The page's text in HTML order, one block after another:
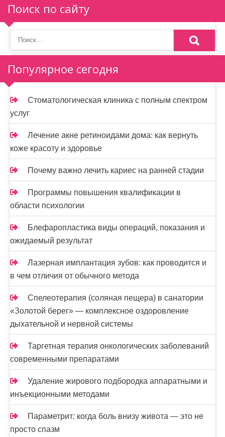
Поиск по сайту
Популярное сегодня
Стоматологическая клиника с полным спектром
услуг
Лечение акне ретиноидами дома: как вернуть
коже красоту и здоровье
Почему важно лечить кариес на ранней стадии
Программы повышения квалификации в
области психологии
Блефаропластика виды операций, показания и
ожидаемый результат
Лазерная имплантация зубов: как проводится и
в чем отличия от обычного метода
Спелеотерапия (соляная пещера) в санатории
«Золотой берег» — комплексное оздоровление
дыхательной и нервной системы
Таргетная терапия онкологических заболеваний
современными препаратами
Удаление жирового подбородка аппаратными и
инъекционными методами
Параметрит: когда боль внизу живота — это не
просто спазм